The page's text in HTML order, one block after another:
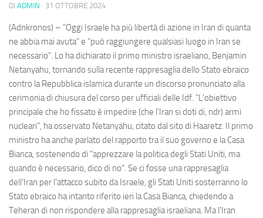
DI ADMIN · 31 OTTOBRE 2024
(Adnkronos) – "Oggi Israele ha più libertà di azione in Iran di quanta
ne abbia mai avuta" e "può raggiungere qualsiasi luogo in Iran se
necessario". Lo ha dichiarato il primo ministro israeliano, Benjamin
Netanyahu, tornando sulla recente rappresaglia dello Stato ebraico
contro la Repubblica islamica durante un discorso pronunciato alla
cerimonia di chiusura del corso per ufficiali delle Idf. "L'obiettivo
principale che ho fissato è impedire (che l'Iran si doti di, ndr) armi
nucleari", ha osservato Netanyahu, citato dal sito di Haaretz. Il primo
ministro ha anche parlato del rapporto tra il suo governo e la Casa
Bianca, sostenendo di "apprezzare la politica degli Stati Uniti, ma
quando è necessario, dico di no". Se ci fosse una rappresaglia
dell'Iran per l'attacco subito da Israele, gli Stati Uniti sosterranno lo
Stato ebraico ha intanto riferito ieri la Casa Bianca, chiedendo a
Teheran di non rispondere alla rappresaglia israeliana. Ma l'Iran